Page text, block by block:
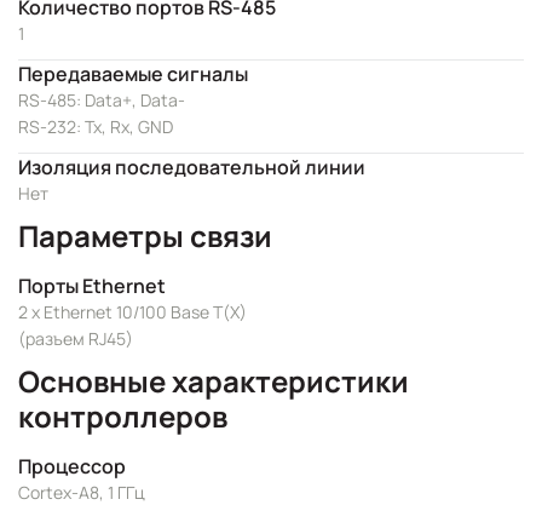
Количество портов RS-485
1
Передаваемые сигналы
RS-485: Data+, Data-
RS-232: Tx, Rx, GND
Изоляция последовательной линии
Нет
Параметры связи
Порты Ethernet
2 x Ethernet 10/100 Base T(X)
(разъем RJ45)
Основные характеристики
контроллеров
Процессор
Cortex-A8, 1 ГГц